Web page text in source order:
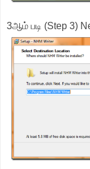
3ஆம் படி (Step 3)